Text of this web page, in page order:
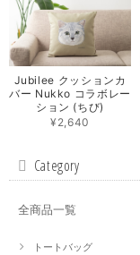
Jubilee クッションカ
バー Nukko コラボレー
ション (ちび)
¥2,640
Category
全商品一覧
トートバッグ